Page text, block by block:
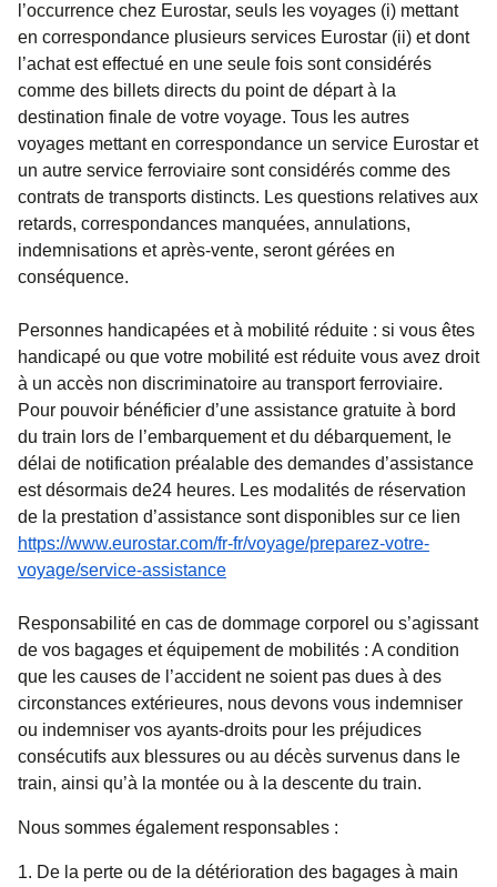
l’occurrence chez Eurostar, seuls les voyages (i) mettant
en correspondance plusieurs services Eurostar (ii) et dont
l’achat est effectué en une seule fois sont considérés
comme des billets directs du point de départ à la
destination finale de votre voyage. Tous les autres
voyages mettant en correspondance un service Eurostar et
un autre service ferroviaire sont considérés comme des
contrats de transports distincts. Les questions relatives aux
retards, correspondances manquées, annulations,
indemnisations et après-vente, seront gérées en
conséquence.
Personnes handicapées et à mobilité réduite : si vous êtes
handicapé ou que votre mobilité est réduite vous avez droit
à un accès non discriminatoire au transport ferroviaire.
Pour pouvoir bénéficier d’une assistance gratuite à bord
du train lors de l’embarquement et du débarquement, le
délai de notification préalable des demandes d’assistance
est désormais de24 heures. Les modalités de réservation
de la prestation d’assistance sont disponibles sur ce lien
https://www.eurostar.com/fr-fr/voyage/preparez-votre-
voyage/service-assistance
Responsabilité en cas de dommage corporel ou s’agissant
de vos bagages et équipement de mobilités : A condition
que les causes de l’accident ne soient pas dues à des
circonstances extérieures, nous devons vous indemniser
ou indemniser vos ayants-droits pour les préjudices
consécutifs aux blessures ou au décès survenus dans le
train, ainsi qu’à la montée ou à la descente du train.
Nous sommes également responsables :
De la perte ou de la détérioration des bagages à main